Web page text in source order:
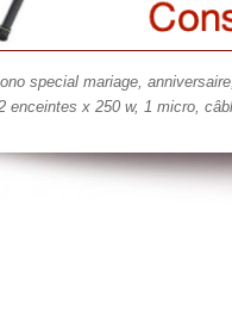
special mariage,
enceintes x 250 w, 1 micro,